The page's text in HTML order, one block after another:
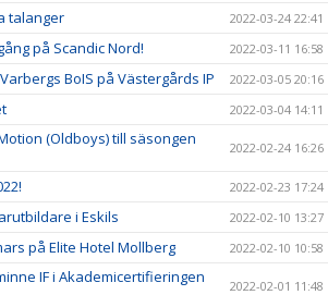
talanger 2022-03-24 22:41
på Scandic Nord! 2022-03-11 16:58
BoIS på Västergårds IP 2022-03-05 20:16
2022-03-04 14:11
(Oldboys) till säsongen
2022-02-24 16:26
2022-02-23 17:24
i Eskils 2022-02-10 13:27
på Elite Hotel Mollberg 2022-02-10 10:58
IF i Akademicertifieringen
2022-02-01 11:48